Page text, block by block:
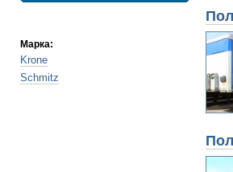
Марка:
Krone
Schmitz